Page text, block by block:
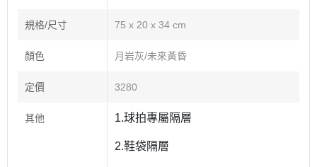
規格/尺寸 75 x 20 x 34 cm
顏色 月岩灰/未來黃昏
定價 3280
其他 1.球拍專屬隔層
2.鞋袋隔層